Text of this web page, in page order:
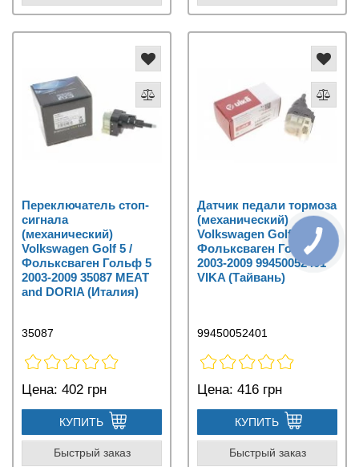
Переключатель стоп-
сигнала
(механический)
Volkswagen Golf 5 /
Фольксваген Гольф 5
2003-2009 35087 MEAT
and DORIA (Италия)
35087
Цена: 402 грн
КУПИТЬ
Быстрый заказ
Датчик педали тормоза
(механический)
Volkswagen Golf 5 /
Фольксваген Гольф 5
2003-2009 99450052401
VIKA (Тайвань)
99450052401
Цена: 416 грн
КУПИТЬ
Быстрый заказ